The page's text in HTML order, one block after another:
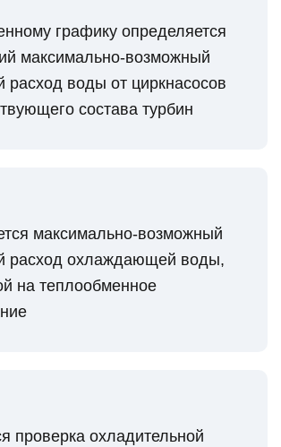
графику определяется
максимально-возможный
расход воды от циркнасосов
состава турбин
максимально-возможный
расход охлаждающей воды,
на теплообменное
проверка охладительной